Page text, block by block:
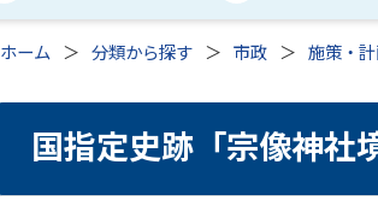
ホーム 分類から探す 市政 施策・
国指定史跡「宗像神社